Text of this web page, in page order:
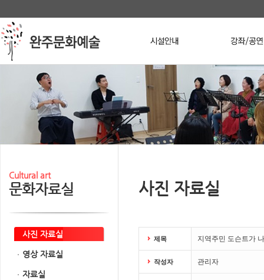
Cultural art
문화자료실
사진 자료실
영상 자료실
자료실
사진 자료실
제목 지역주민 도슨트가
작성자 관리자